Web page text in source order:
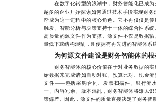
在数字化转型的浪潮中，财务智能化已成为
越多的企业开始探索如何通过技术手段实现财
渐成为这一进程中的核心角色。它不再仅仅是
触发、智能分析与决策支持于一体的综合性系
高质量的源文件作为支撑。源文件不仅是数据
量低下或结构混乱，即便拥有再先进的智能体系
为何源文件建设是财务智能体的根
财务智能体的核心价值在于对业务数据的实
始数据来完成诸如自动对账、预算比对、现金
文件——包括采购合同、发票扫描件、银行流
一、内容冗余、版本混乱，财务智能体将难以
策偏差。因此，源文件的质量直接决定了财务智